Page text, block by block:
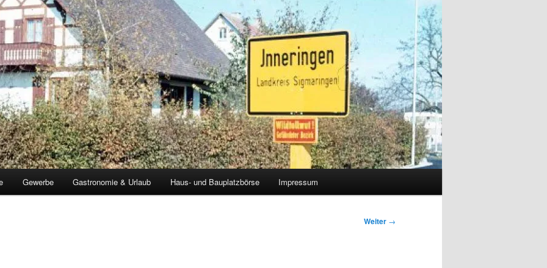
Gewerbe Gastronomie & Urlaub Haus- und Bauplatzbörse Impressum
Weiter →